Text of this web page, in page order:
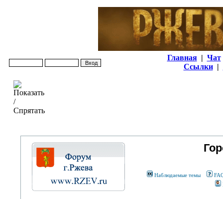
Главная | Чат
Ссылки |
Наблюдаемые темы